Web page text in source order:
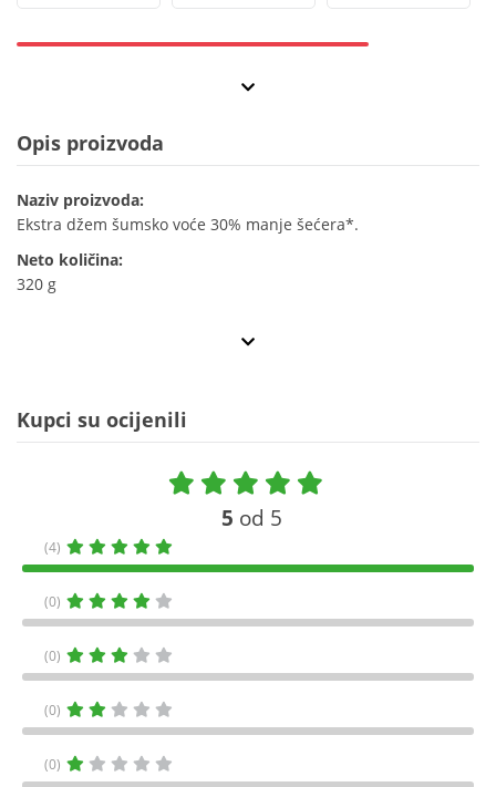
Opis proizvoda
Naziv proizvoda:
Ekstra džem šumsko voće 30% manje šećera*.
Neto količina:
320 g
Kupci su ocijenili
5 od 5
(4)
(0)
(0)
(0)
(0)